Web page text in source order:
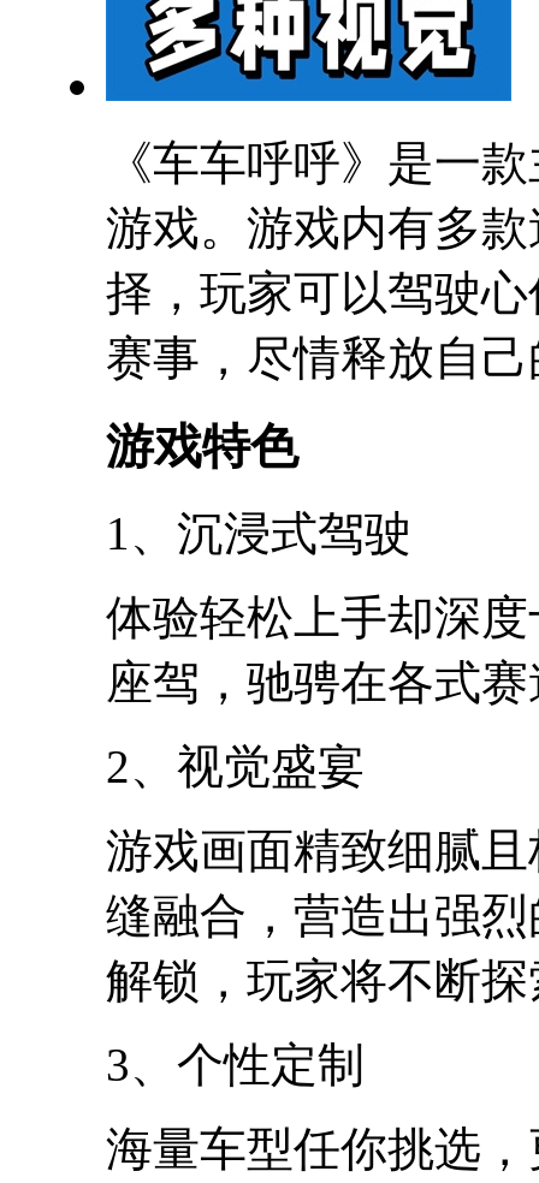
《车车呼呼》是一
游戏。游戏内有多
择，玩家可以驾驶
赛事，尽情释放自
游戏特色
1、沉浸式驾驶
体验轻松上手却深
座驾，驰骋在各式
2、视觉盛宴
游戏画面精致细腻
缝融合，营造出强
解锁，玩家将不断
3、个性定制
海量车型任你挑选